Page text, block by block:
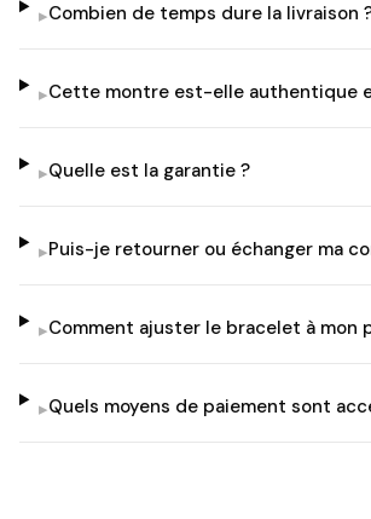
▸Combien de temps dure la livraison
▸Cette montre est-elle authentique
▸Quelle est la garantie ?
▸Puis-je retourner ou échanger ma
▸Comment ajuster le bracelet à mon
▸Quels moyens de paiement sont